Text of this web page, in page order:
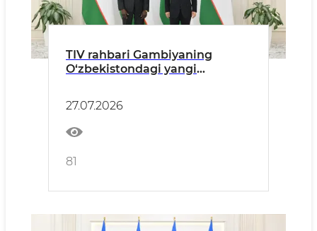
TIV rahbari Gambiyaning
O‘zbekistondagi yangi
27.07.2026
81